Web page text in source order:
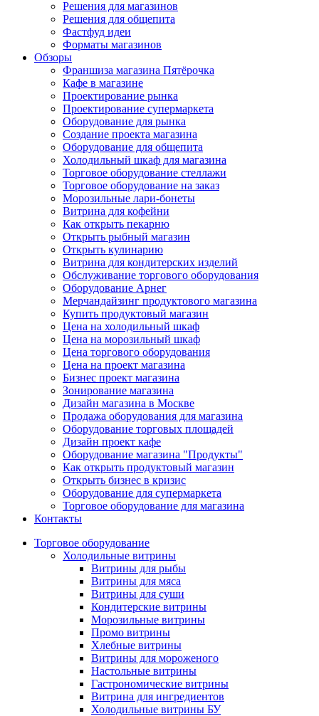
Решения для магазинов
Решения для общепита
Фастфуд идеи
Форматы магазинов
Обзоры
Франшиза магазина Пятёрочка
Кафе в магазине
Проектирование рынка
Проектирование супермаркета
Оборудование для рынка
Создание проекта магазина
Оборудование для общепита
Холодильный шкаф для магазина
Торговое оборудование стеллажи
Торговое оборудование на заказ
Морозильные лари-бонеты
Витрина для кофейни
Как открыть пекарню
Открыть рыбный магазин
Открыть кулинарию
Витрина для кондитерских изделий
Обслуживание торгового оборудования
Оборудование Арнег
Мерчандайзинг продуктового магазина
Купить продуктовый магазин
Цена на холодильный шкаф
Цена на морозильный шкаф
Цена торгового оборудования
Цена на проект магазина
Бизнес проект магазина
Зонирование магазина
Дизайн магазина в Москве
Продажа оборудования для магазина
Оборудование торговых площадей
Дизайн проект кафе
Оборудование магазина "Продукты"
Как открыть продуктовый магазин
Открыть бизнес в кризис
Оборудование для супермаркета
Торговое оборудование для магазина
Контакты
Торговое оборудованиe
Холодильные витрины
Витрины для рыбы
Витрины для мяса
Витрины для суши
Кондитерские витрины
Морозильные витрины
Промо витрины
Хлебные витрины
Витрины для мороженого
Настольные витрины
Гастрономические витрины
Витрина для ингредиентов
Холодильные витрины БУ